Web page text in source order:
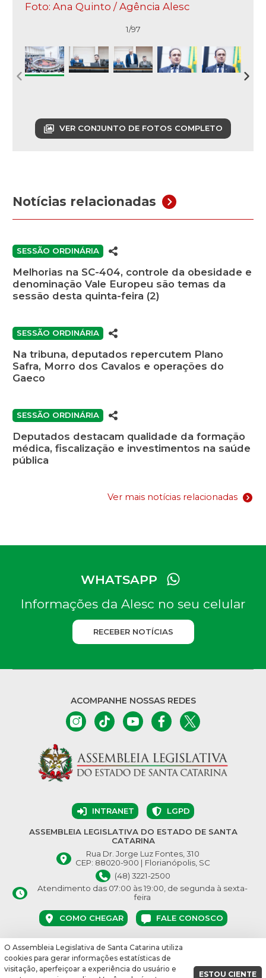
Foto: Ana Quinto / Agência Alesc
1/97
VER CONJUNTO DE FOTOS COMPLETO
Notícias relacionadas
SESSÃO ORDINÁRIA
Melhorias na SC-404, controle da obesidade e
denominação Vale Europeu são temas da
sessão desta quinta-feira (2)
SESSÃO ORDINÁRIA
Na tribuna, deputados repercutem Plano
Safra, Morro dos Cavalos e operações do
Gaeco
SESSÃO ORDINÁRIA
Deputados destacam qualidade da formação
médica, fiscalização e investimentos na saúde
pública
Ver mais notícias relacionadas
WHATSAPP
Informações da Alesc no seu celular
RECEBER NOTÍCIAS
ACOMPANHE NOSSAS REDES
INTRANET LGPD
ASSEMBLEIA LEGISLATIVA DO ESTADO DE SANTA
CATARINA
Rua Dr. Jorge Luz Fontes, 310
CEP: 88020-900 | Florianópolis, SC
(48) 3221-2500
Atendimento das 07:00 às 19:00, de segunda à sexta-
feira
COMO CHEGAR FALE CONOSCO
© Assembleia Legislativa do Estado de Santa Catarina 2026.
Desenvolvido por:
O Assembleia Legislativa de Santa Catarina utiliza
cookies para gerar informações estatísticas de
visitação, aperfeiçoar a experiência do usuário e
ESTOU CIENTE